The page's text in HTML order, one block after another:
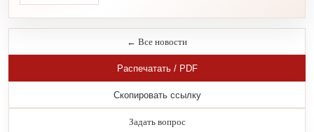
← Все новости
Распечатать / PDF
Скопировать ссылку
Задать вопрос